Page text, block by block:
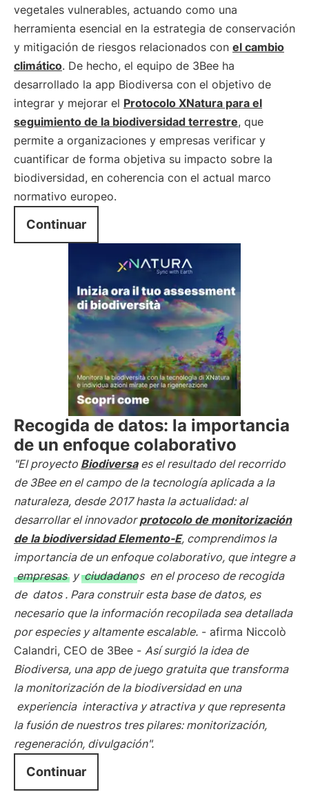
vegetales vulnerables, actuando como una
herramienta esencial en la estrategia de conservación
y mitigación de riesgos relacionados con el cambio
climático. De hecho, el equipo de 3Bee ha
desarrollado la app Biodiversa con el objetivo de
integrar y mejorar el Protocolo XNatura para el
seguimiento de la biodiversidad terrestre, que
permite a organizaciones y empresas verificar y
cuantificar de forma objetiva su impacto sobre la
biodiversidad, en coherencia con el actual marco
normativo europeo.
Continuar
Recogida de datos: la importancia
de un enfoque colaborativo
"El proyecto Biodiversaes el resultado del recorrido
de 3Bee en el campo de la tecnología aplicada a la
naturaleza, desde 2017 hasta la actualidad: al
desarrollar el innovadorprotocolo de monitorización
de la biodiversidad Elemento-E, comprendimos la
importancia de un enfoque colaborativo, que integre a
empresas y ciudadanos en el proceso de recogida
de datos . Para construir esta base de datos, es
necesario que la información recopilada sea detallada
por especies y altamente escalable. - afirma Niccolò
Calandri, CEO de 3Bee - Así surgió la idea de
Biodiversa, una app de juego gratuita que transforma
la monitorización de la biodiversidad en una
experiencia interactiva y atractiva y que representa
la fusión de nuestros tres pilares: monitorización,
regeneración, divulgación".
Continuar